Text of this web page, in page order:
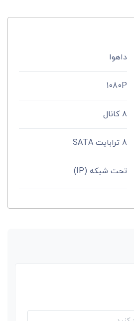
داهوا
1080P
8 کانال
8 ترابایت SATA
تحت شبکه (IP)